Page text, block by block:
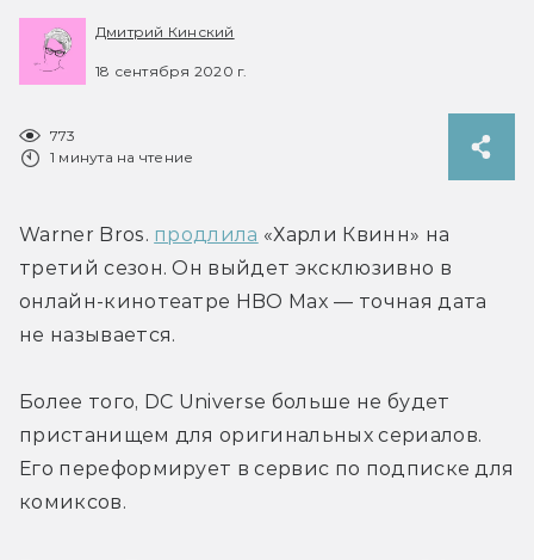
Дмитрий Кинский
18 сентября 2020 г.
773
1 минута на чтение
Warner Bros. продлила «Харли Квинн» на
третий сезон. Он выйдет эксклюзивно в
онлайн-кинотеатре HBO Max — точная дата
не называется.
Более того, DC Universe больше не будет
пристанищем для оригинальных сериалов.
Его переформирует в сервис по подписке для
комиксов.